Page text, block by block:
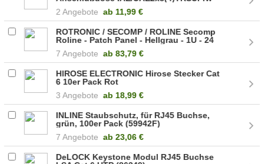
2 Angebote ab 11,99 €
ROTRONIC / SECOMP / ROLINE Secomp
Roline - Patch Panel - Hellgrau - 1U - 24
7 Angebote ab 83,79 €
HIROSE ELECTRONIC Hirose Stecker Cat
6 10er Pack Rot
3 Angebote ab 18,99 €
INLINE Staubschutz, für RJ45 Buchse,
grün, 100er Pack (59942F)
7 Angebote ab 23,06 €
DeLOCK Keystone Modul RJ45 Buchse